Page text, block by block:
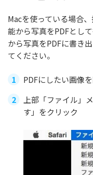
Macを使っている場合
能から写真をPDFとし
から写真をPDFに書き
てください。
PDFにしたい画像
上部「ファイル」
す」をクリック